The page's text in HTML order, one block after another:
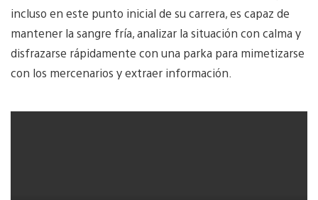
incluso en este punto inicial de su carrera, es capaz de
mantener la sangre fría, analizar la situación con calma y
disfrazarse rápidamente con una parka para mimetizarse
con los mercenarios y extraer información.